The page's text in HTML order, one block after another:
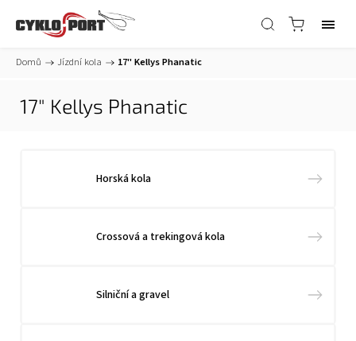
Domů / Jízdní kola / 17" Kellys Phanatic
17" Kellys Phanatic
Horská kola
Crossová a trekingová kola
Silniční a gravel